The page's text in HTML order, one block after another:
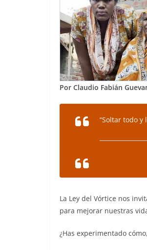
Por Claudio Fabián
“Soltar todo y
La Ley del Vórtice nos
para mejorar nuestras
¿Has experimentado